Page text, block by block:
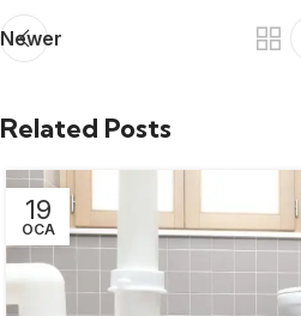
Newer
Related Posts
19
OCA